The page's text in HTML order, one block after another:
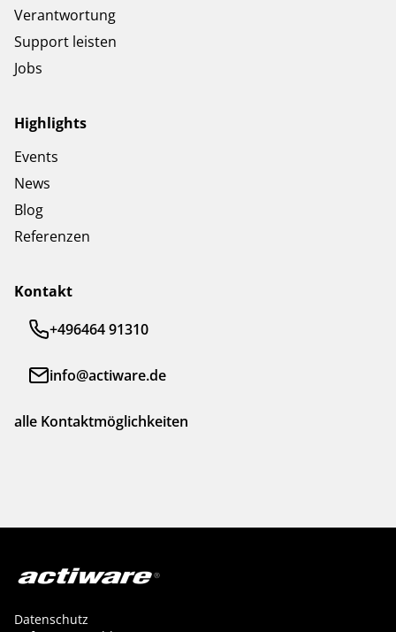
Verantwortung
Support leisten
Jobs
Highlights
Events
News
Blog
Referenzen
Kontakt
+496464 91310
info@actiware.de
alle Kontaktmöglichkeiten
Datenschutz